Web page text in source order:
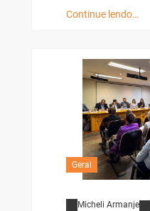
Continue lendo…
Geral
Micheli Armanje